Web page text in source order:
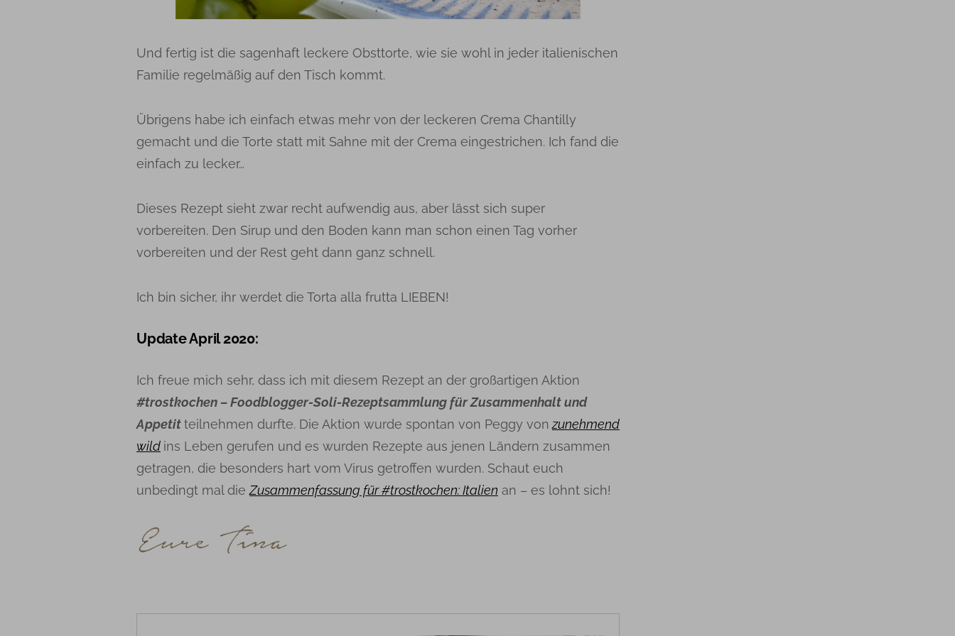
Und fertig ist die sagenhaft leckere Obsttorte, wie sie wohl in jeder italienischen
Familie regelmäßig auf den Tisch kommt.
Übrigens habe ich einfach etwas mehr von der leckeren Crema Chantilly
gemacht und die Torte statt mit Sahne mit der Crema eingestrichen. Ich fand die
einfach zu lecker…
Dieses Rezept sieht zwar recht aufwendig aus, aber lässt sich super
vorbereiten. Den Sirup und den Boden kann man schon einen Tag vorher
vorbereiten und der Rest geht dann ganz schnell.
Ich bin sicher, ihr werdet die Torta alla frutta LIEBEN!
Update April 2020:
Ich freue mich sehr, dass ich mit diesem Rezept an der großartigen Aktion
#trostkochen – Foodblogger-Soli-Rezeptsammlung für Zusammenhalt und
Appetitteilnehmen durfte. Die Aktion wurde spontan von Peggy von zunehmend
wild ins Leben gerufen und es wurden Rezepte aus jenen Ländern zusammen
getragen, die besonders hart vom Virus getroffen wurden. Schaut euch
unbedingt mal dieZusammenfassung für #trostkochen: Italien an – es lohnt sich!